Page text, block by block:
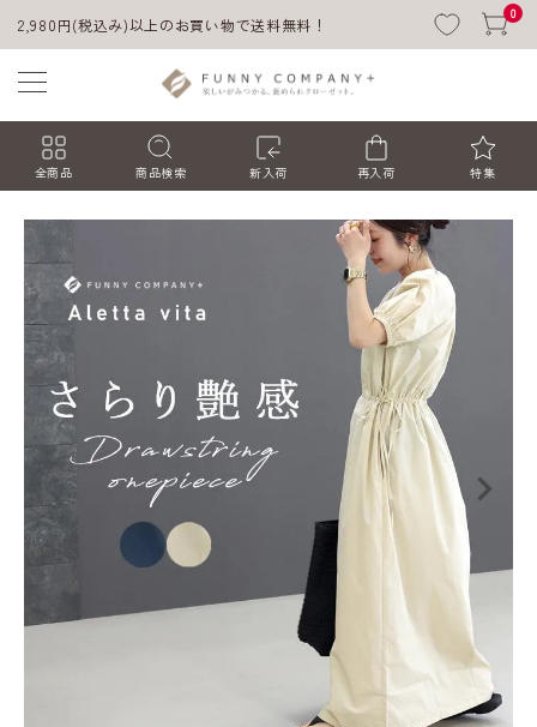
2,980円(税込み)以上のお買い物で送料無料！
0
全商品 商品検索 新入荷 再入荷 特集
ACCOUNT MENU
ようこそ ゲスト 様
ログイン